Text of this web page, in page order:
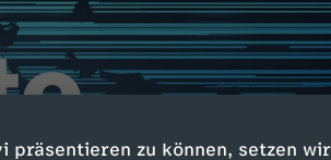
präsentieren zu können, setzen wir